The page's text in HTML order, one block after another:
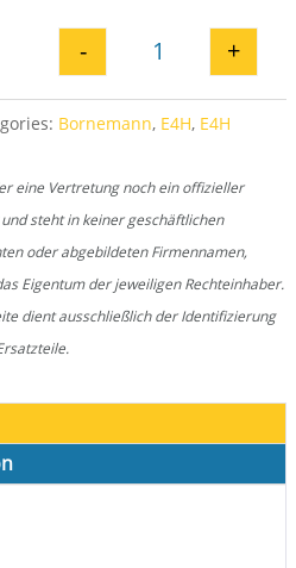
Grease
- +
Bornemann, E4H, E4H
eine Vertretung noch ein offizieller
steht in keiner geschäftlichen
oder abgebildeten Firmennamen,
Eigentum der jeweiligen Rechteinhaber.
dient ausschließlich der Identifizierung